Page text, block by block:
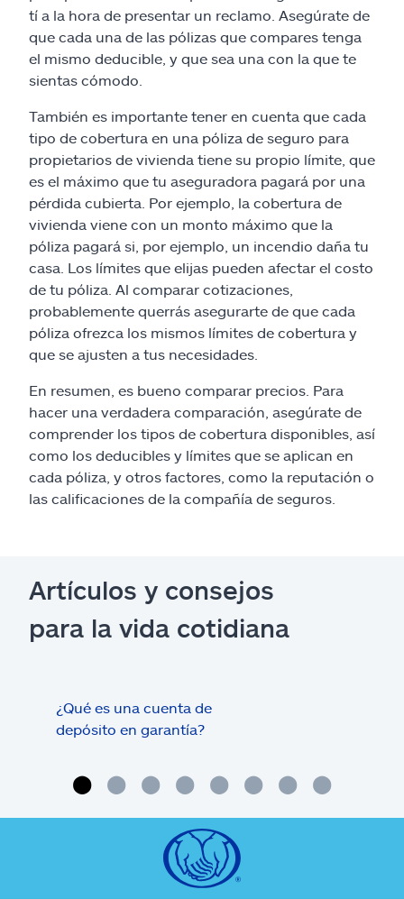
tí a la hora de presentar un reclamo. Asegúrate de
que cada una de las pólizas que compares tenga
el mismo deducible, y que sea una con la que te
sientas cómodo.
También es importante tener en cuenta que cada
tipo de cobertura en una póliza de seguro para
propietarios de vivienda tiene su propio límite, que
es el máximo que tu aseguradora pagará por una
pérdida cubierta. Por ejemplo, la cobertura de
vivienda viene con un monto máximo que la
póliza pagará si, por ejemplo, un incendio daña tu
casa. Los límites que elijas pueden afectar el costo
de tu póliza. Al comparar cotizaciones,
probablemente querrás asegurarte de que cada
póliza ofrezca los mismos límites de cobertura y
que se ajusten a tus necesidades.
En resumen, es bueno comparar precios. Para
hacer una verdadera comparación, asegúrate de
comprender los tipos de cobertura disponibles, así
como los deducibles y límites que se aplican en
cada póliza, y otros factores, como la reputación o
las calificaciones de la compañía de seguros.
Artículos y consejos
para la vida cotidiana
¿Qué es una cuenta de
depósito en garantía?